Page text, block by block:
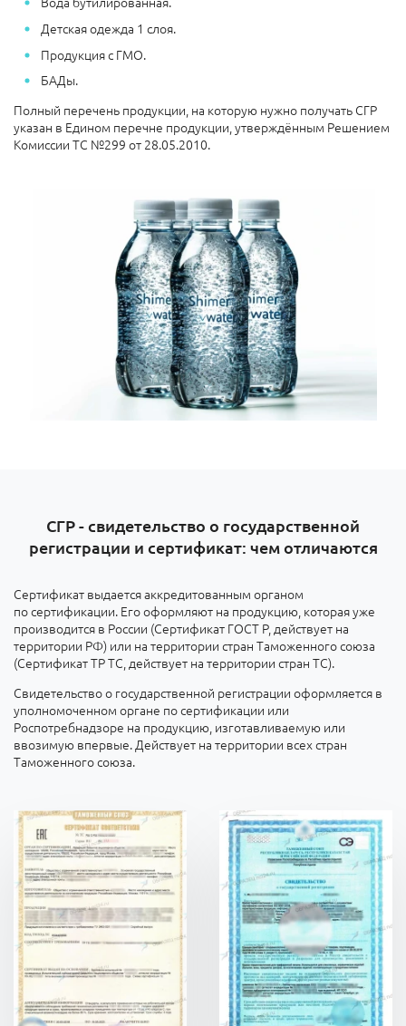
Детская одежда 1 слоя.
Продукция с ГМО.
БАДы.
Полный перечень продукции, на которую нужно получать СГР
указан в Едином перечне продукции, утверждённым Решением
Комиссии ТС №299 от 28.05.2010.
СГР - свидетельство о государственной
регистрации и сертификат: чем отличаются
Сертификат выдается аккредитованным органом
по сертификации. Его оформляют на продукцию, которая уже
производится в России (Сертификат ГОСТ Р, действует на
территории РФ) или на территории стран Таможенного союза
(Сертификат ТР ТС, действует на территории стран ТС).
Свидетельство о государственной регистрации оформляется в
уполномоченном органе по сертификации или
Роспотребнадзоре на продукцию, изготавливаемую или
ввозимую впервые. Действует на территории всех стран
Таможенного союза.